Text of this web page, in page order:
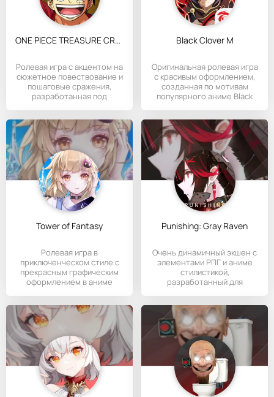
ONE PIECE TREASURE CRUISE
Ролевая игра с акцентом на
сюжетное повествование и
пошаговые сражения,
разработанная под
Black Clover M
Оригинальная ролевая игра
с красивым оформлением,
созданная по мотивам
популярного аниме Black
Tower of Fantasy
Ролевая игра в
приключенческом стиле с
прекрасным графическим
оформлением в аниме
Punishing: Gray Raven
Очень динамичный экшен с
элементами РПГ и аниме
стилистикой,
разработанный для